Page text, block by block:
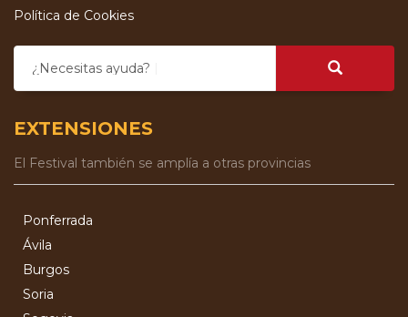
Política de Cookies
¿Necesitas ayuda?
EXTENSIONES
El Festival también se amplía a otras provincias
Ponferrada
Ávila
Burgos
Soria